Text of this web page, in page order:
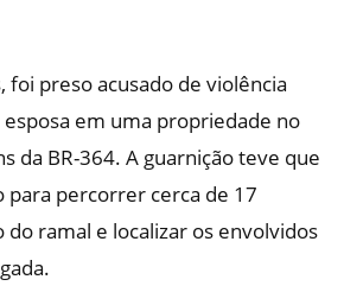
foi preso acusado de violência
em uma propriedade no
da BR-364. A guarnição teve que
para percorrer cerca de 17
ramal e localizar os envolvidos